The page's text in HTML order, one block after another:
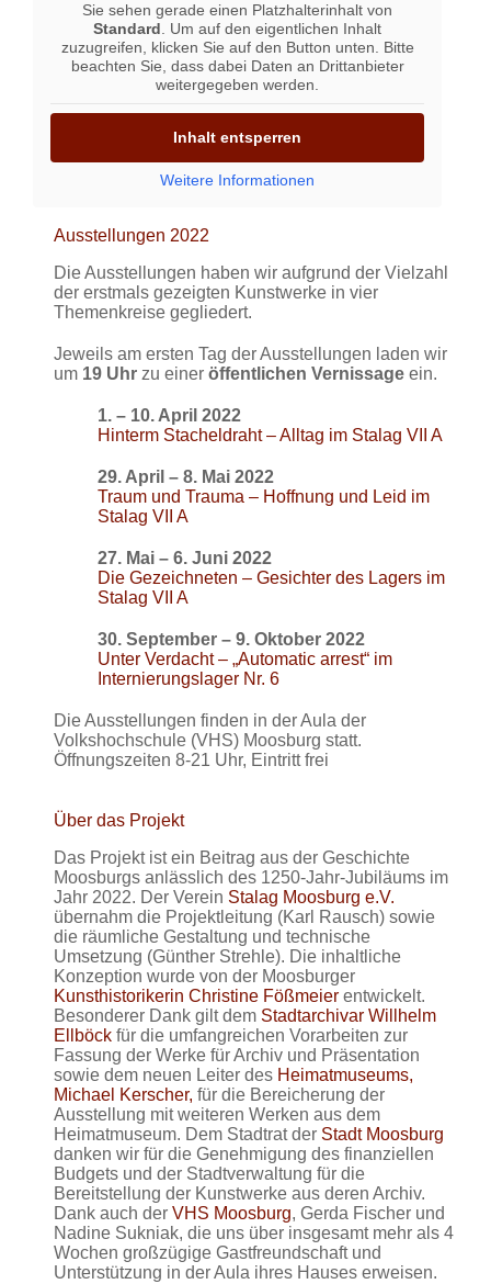
Sie sehen gerade einen Platzhalterinhalt von
Standard . Um auf den eigentlichen Inhalt
zuzugreifen, klicken Sie auf den Button unten. Bitte
beachten Sie, dass dabei Daten an Drittanbieter
weitergegeben werden.
Inhalt entsperren
Weitere Informationen
Ausstellungen 2022
Die Ausstellungen haben wir aufgrund der Vielzahl
der erstmals gezeigten Kunstwerke in vier
Themenkreise gegliedert.
Jeweils am ersten Tag der Ausstellungen laden wir
um 19 Uhr zu einer öffentlichen Vernissageein.
1. – 10. April 2022
Hinterm Stacheldraht – Alltag im Stalag VII A
29. April – 8. Mai 2022
Traum und Trauma – Hoffnung und Leid im
Stalag VII A
27. Mai – 6. Juni 2022
Die Gezeichneten – Gesichter des Lagers im
Stalag VII A
30. September – 9. Oktober 2022
Unter Verdacht – „Automatic arrest“ im
Internierungslager Nr. 6
Die Ausstellungen finden in der Aula der
Volkshochschule (VHS) Moosburg statt.
Öffnungszeiten 8-21 Uhr, Eintritt frei
Über das Projekt
Das Projekt ist ein Beitrag aus der Geschichte
Moosburgs anlässlich des 1250-Jahr-Jubiläums im
Jahr 2022. Der Verein Stalag Moosburg e.V.
übernahm die Projektleitung (Karl Rausch) sowie
die räumliche Gestaltung und technische
Umsetzung (Günther Strehle). Die inhaltliche
Konzeption wurde von der Moosburger
Kunsthistorikerin Christine Fößmeierentwickelt.
Besonderer Dank gilt dem Stadtarchivar Willhelm
Ellböckfür die umfangreichen Vorarbeiten zur
Fassung der Werke für Archiv und Präsentation
sowie dem neuen Leiter des Heimatmuseums,
Michael Kerscher, für die Bereicherung der
Ausstellung mit weiteren Werken aus dem
Heimatmuseum. Dem Stadtrat der Stadt Moosburg
danken wir für die Genehmigung des finanziellen
Budgets und der Stadtverwaltung für die
Bereitstellung der Kunstwerke aus deren Archiv.
Dank auch der VHS Moosburg, Gerda Fischer und
Nadine Sukniak, die uns über insgesamt mehr als 4
Wochen großzügige Gastfreundschaft und
Unterstützung in der Aula ihres Hauses erweisen.